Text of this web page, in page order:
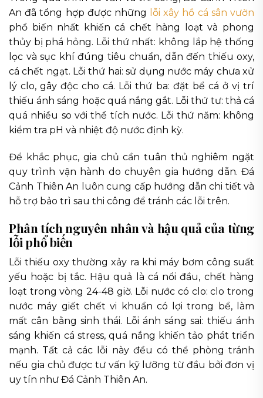
An đã tổng hợp được những
lỗi xây hồ cá sân vườn
phổ biến nhất khiến cá chết hàng loạt và phong
thủy bị phá hỏng. Lỗi thứ nhất: không lắp hệ thống
lọc và sục khí đúng tiêu chuẩn, dẫn đến thiếu oxy,
cá chết ngạt. Lỗi thứ hai: sử dụng nước máy chưa xử
lý clo, gây độc cho cá. Lỗi thứ ba: đặt bể cá ở vị trí
thiếu ánh sáng hoặc quá nắng gắt. Lỗi thứ tư: thả cá
quá nhiều so với thể tích nước. Lỗi thứ năm: không
kiểm tra pH và nhiệt độ nước định kỳ.
Để khắc phục, gia chủ cần tuân thủ nghiêm ngặt
quy trình vận hành do chuyên gia hướng dẫn. Đá
Cảnh Thiên An luôn cung cấp hướng dẫn chi tiết và
hỗ trợ bảo trì sau thi công để tránh các lỗi trên.
Phân tích nguyên nhân và hậu quả của từng
lỗi phổ biến
Lỗi thiếu oxy thường xảy ra khi máy bơm công suất
yếu hoặc bị tắc. Hậu quả là cá nổi đầu, chết hàng
loạt trong vòng 24-48 giờ. Lỗi nước có clo: clo trong
nước máy giết chết vi khuẩn có lợi trong bể, làm
mất cân bằng sinh thái. Lỗi ánh sáng sai: thiếu ánh
sáng khiến cá stress, quá nắng khiến tảo phát triển
mạnh. Tất cả các lỗi này đều có thể phòng tránh
nếu gia chủ được tư vấn kỹ lưỡng từ đầu bởi đơn vị
uy tín như Đá Cảnh Thiên An.